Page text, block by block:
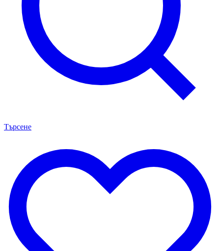
Търсене